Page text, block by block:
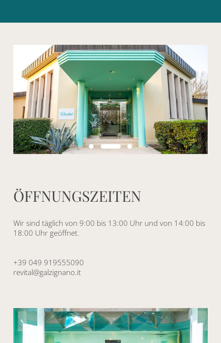
ÖFFNUNGSZEITEN
Wir sind täglich von 9:00 bis 13:00 Uhr und von 14:00 bis
18:00 Uhr geöffnet.
+39 049 919555090
revital@galzignano.it